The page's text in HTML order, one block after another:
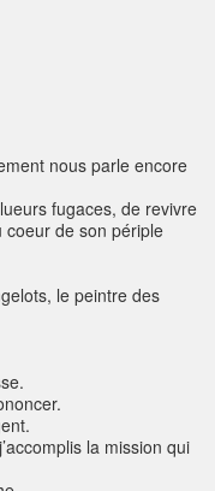
nous parle encore
fugaces, de revivre
coeur de son périple
le peintre des
la mission qui